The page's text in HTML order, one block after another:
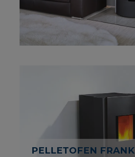
PELLETOFEN FRANK